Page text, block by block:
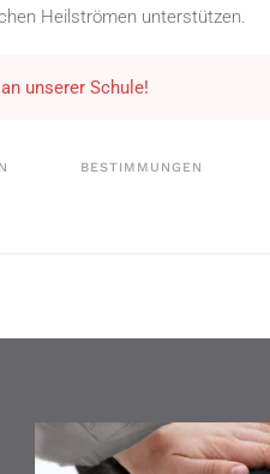
Heilströmen unterstützen.
unserer Schule!
BESTIMMUNGEN